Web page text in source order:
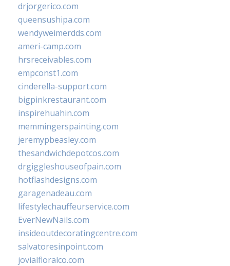
drjorgerico.com
queensushipa.com
wendyweimerdds.com
ameri-camp.com
hrsreceivables.com
empconst1.com
cinderella-support.com
bigpinkrestaurant.com
inspirehuahin.com
memmingerspainting.com
jeremypbeasley.com
thesandwichdepotcos.com
drgiggleshouseofpain.com
hotflashdesigns.com
garagenadeau.com
lifestylechauffeurservice.com
EverNewNails.com
insideoutdecoratingcentre.com
salvatoresinpoint.com
jovialfloralco.com